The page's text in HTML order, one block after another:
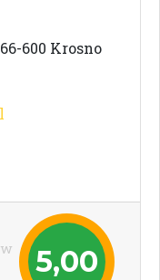
600 Krosno
5,00